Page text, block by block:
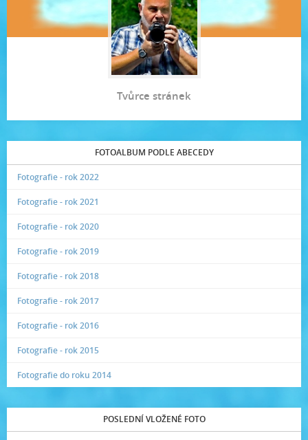
Tvůrce stránek
FOTOALBUM PODLE ABECEDY
Fotografie - rok 2022
Fotografie - rok 2021
Fotografie - rok 2020
Fotografie - rok 2019
Fotografie - rok 2018
Fotografie - rok 2017
Fotografie - rok 2016
Fotografie - rok 2015
Fotografie do roku 2014
POSLEDNÍ VLOŽENÉ FOTO